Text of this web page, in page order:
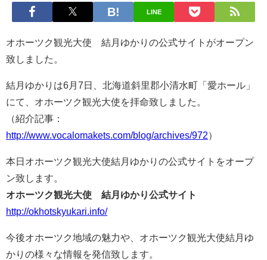
LINE
オホーツク観光大使 結月ゆかりの公式サイトがオープン
致しました。
結月ゆかりは6月7日、北海道斜里郡小清水町「愛ホール」
にて、オホーツク観光大使を拝命致しました。
（紹介記事：
http://www.vocalomakets.com/blog/archives/972）
本日オホーツク観光大使結月ゆかりの公式サイトをオープ
ン致します。
オホーツク観光大使 結月ゆかり公式サイト
http://okhotskyukari.info/
今後オホーツク地域の魅力や、オホーツク観光大使結月ゆ
かりの様々な情報を発信致します。